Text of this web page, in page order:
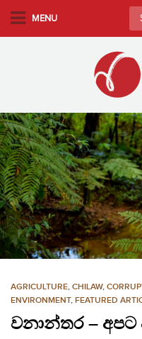
m
a
i
n
c
o
n
t
e
MENU
AGRICULTURE, CHILAW,
ENVIRONMENT, FEATURED
වනාන්තර –